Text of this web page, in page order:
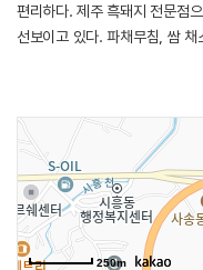
편리하다. 제주 흑돼지 전문점
선보이고 있다. 파채무침, 쌈
다양한 밑반찬이 함께 제공된
250m